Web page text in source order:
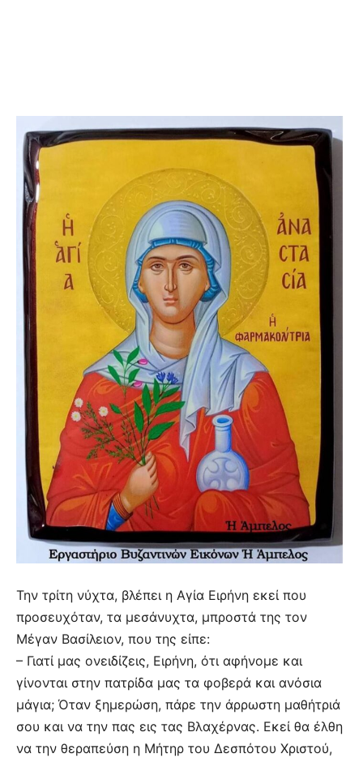
Την τρίτη νύχτα, βλέπει η Αγία Ειρήνη εκεί που
προσευχόταν, τα μεσάνυχτα, μπροστά της τον
Μέγαν Βασίλειον, που της είπε:
– Γιατί μας ονειδίζεις, Ειρήνη, ότι αφήνομε και
γίνονται στην πατρίδα μας τα φοβερά και ανόσια
μάγια; Όταν ξημερώση, πάρε την άρρωστη μαθήτριά
σου και να την πας εις τας Βλαχέρνας. Εκεί θα έλθη
να την θεραπεύση η Μήτηρ του Δεσπότου Χριστού,